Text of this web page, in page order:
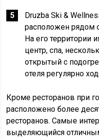
Druzba Ski &
расположен рядом
На его территории
центр, спа,
открытый с
отеля регулярно
Кроме ресторанов при
расположено более
ресторанов. Самые
выделяющийся